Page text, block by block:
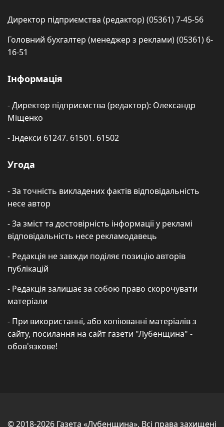
Директор підприємства (редактор) (05361) 7-45-56
Головний бухгалтер (менеджер з реклами) (05361) 6-
16-51
Інформація
- Директор підприємства (редактор): Олександр
Міщенко
- Індекси 61247. 61501. 61502
Угода
- За точність викладених фактів відповідальність
несе автор
- За зміст та достовірність інформації у рекламі
відповідальність несе рекламодавець
- Редакція не завжди поділяє позицію авторів
публікацій
- Редакція залишає за собою право скорочувати
матеріали
- При використанні, або копіюванні матеріалів з
сайту, посилання на сайт газети "Лубенщина" -
обов'язкове!
© 2018-2026 Газета «Лубенщина». Всі права захищені